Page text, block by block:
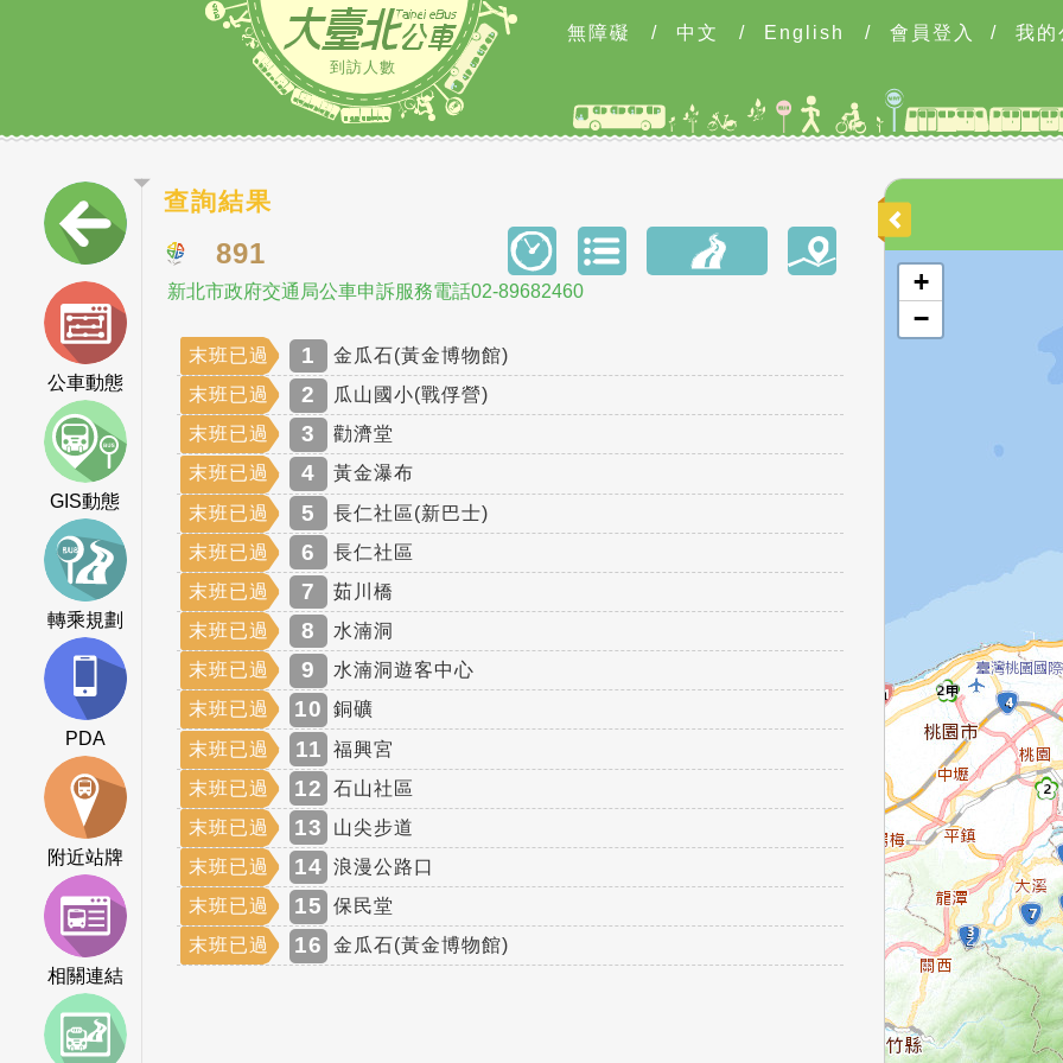
到訪人數
無障礙 / 中文 / English / 會員登入 / 我的
公車動態
GIS動態
轉乘規劃
PDA
附近站牌
相關連結
查詢結果
891
新北市政府交通局公車申訴服務電話02-89682460
末班已過 1
金瓜石(黃金博物館)
末班已過
2
瓜山國小(戰俘營)
末班已過
3
勸濟堂
末班已過
4
黃金瀑布
末班已過
5
長仁社區(新巴士)
末班已過
6
長仁社區
末班已過
7
茹川橋
末班已過
8
水湳洞
末班已過
9
水湳洞遊客中心
末班已過
10
銅礦
末班已過
11
福興宮
末班已過
12
石山社區
末班已過
13
山尖步道
末班已過
14
浪漫公路口
末班已過
15
保民堂
末班已過
16 金瓜石(黃金博物館)
開啟地圖
+
−